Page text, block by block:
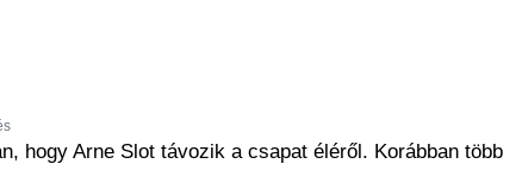
hogy Arne Slot távozik a csapat éléről. Korábban több